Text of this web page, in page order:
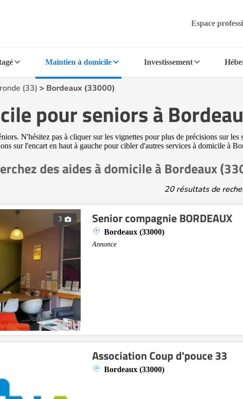
Espace
Maintien à domicile Investissement
(33) > Bordeaux (33000)
pour seniors à
N'hésitez pas à cliquer sur les vignettes pour plus de précisions sur
sur l'encart en haut à gauche pour cibler d'autres services à domicile à
des aides à domicile à Bordeaux
20 résultats de
3 Senior compagnie BORDEAUX
Bordeaux (33000)
Annonce
Association Coup d'pouce 33
Bordeaux (33000)